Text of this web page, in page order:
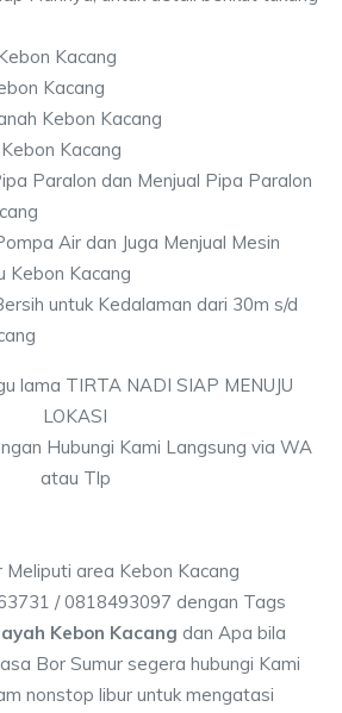
Kacang
Kacang
Kebon Kacang
Kacang
Paralon dan Menjual Pipa Paralon
Air dan Juga Menjual Mesin
Kebon Kacang
untuk Kedalaman dari 30m s/d
lama TIRTA NADI SIAP MENUJU
LOKASI
Hubungi Kami Langsung via WA
atau Tlp
area Kebon Kacang
/ 0818493097 dengan Tags
Kebon Kacang dan Apa bila
Bor Sumur segera hubungi Kami
nonstop libur untuk mengatasi